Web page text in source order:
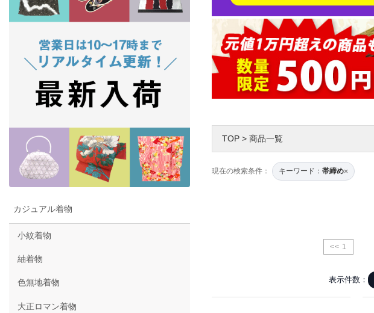
カジュアル着物
小紋着物
紬着物
色無地着物
大正ロマン着物
TOP > 商品一覧
現在の検索条件： キーワード： 帯締め×
<< 1
表示件数：